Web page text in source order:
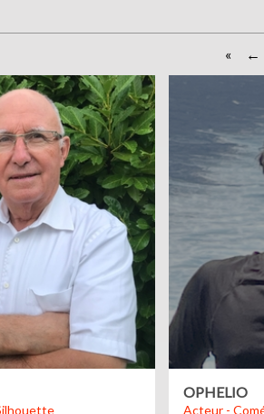
«
OPHELIO
Acteur -